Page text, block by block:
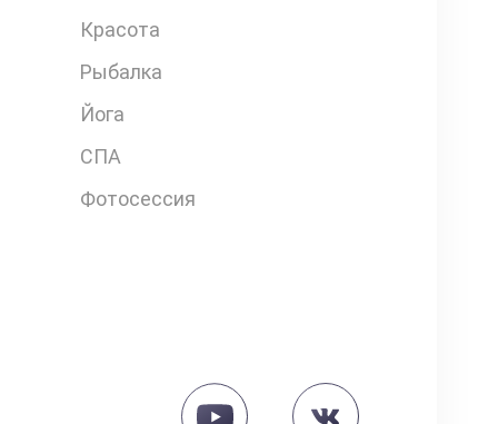
Красота
Рыбалка
Йога
СПА
Фотосессия